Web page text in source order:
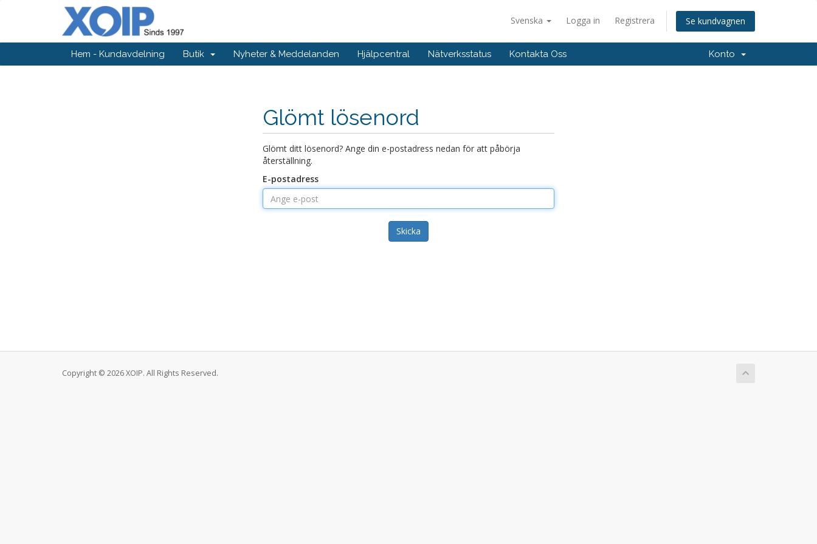
Svenska Logga in Registrera Se kundvagnen
Hem - Kundavdelning Butik Nyheter & Meddelanden Hjälpcentral Nätverksstatus Kontakta Oss Konto
Glömt lösenord
Glömt ditt lösenord? Ange din e-postadress nedan för att påbörja
återställning.
E-postadress
Skicka
Copyright © 2026 XOIP. All Rights Reserved.